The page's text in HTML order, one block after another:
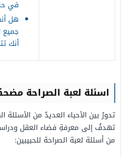
في
هل
جميع
أنك
اسئلة لعبة الصراحة
تدورُ بين الأحباء العديدُ من
تهدفُ إلى معرفةِ فضاء العقل
من أسئلة لعبة الصراحة للحبيبين: